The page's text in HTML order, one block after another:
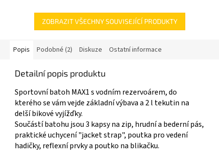
ZOBRAZIT VŠECHNY SOUVISEJÍCÍ PRODUKTY
Popis Podobné (2) Diskuze Ostatní informace
Detailní popis produktu
Sportovní batoh MAX1 s vodním rezervoárem, do
kterého se vám vejde základní výbava a 2 l tekutin na
delší bikové vyjížďky.
Součástí batohu jsou 3 kapsy na zip, hrudní a bederní pás,
praktické uchycení "jacket strap", poutka pro vedení
hadičky, reflexní prvky a poutko na blikačku.